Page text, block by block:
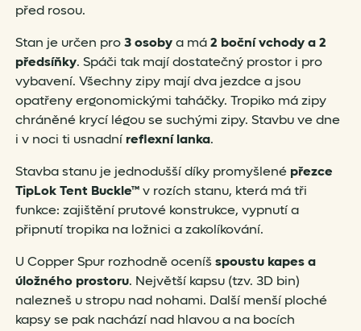
před rosou.
Stan je určen pro3 osobya má2 boční vchody a 2
předsíňky. Spáči tak mají dostatečný prostor i pro
vybavení. Všechny zipy mají dva jezdce a jsou
opatřeny ergonomickými taháčky. Tropiko má zipy
chráněné krycí légou se suchými zipy. Stavbu ve dne
i v noci ti usnadní reflexní lanka.
Stavba stanu je jednodušší díky promyšlené přezce
TipLok Tent Buckle™v rozích stanu, která má tři
funkce: zajištění prutové konstrukce, vypnutí a
připnutí tropika na ložnici a zakolíkování.
U Copper Spur rozhodně oceníš spoustu kapes a
úložného prostoru. Největší kapsu (tzv. 3D bin)
nalezneš u stropu nad nohami. Další menší ploché
kapsy se pak nachází nad hlavou a na bocích